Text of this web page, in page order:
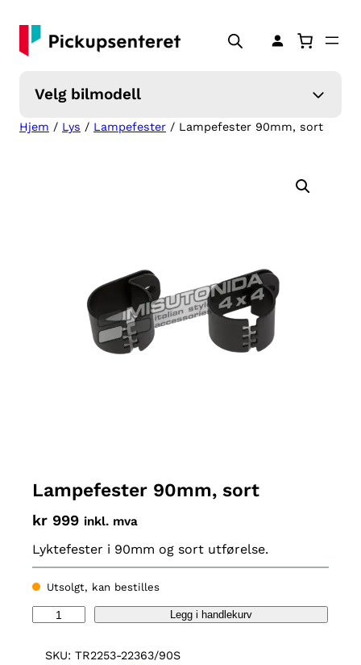
innhold
Velg bilmodell
Hjem / Lys / Lampefester / Lampefester 90mm, sort
Lampefester 90mm, sort
kr 999 inkl. mva
Lyktefester i 90mm og sort utførelse.
Utsolgt, kan bestilles
Legg i handlekurv
SKU: TR2253-22363/90S